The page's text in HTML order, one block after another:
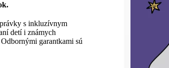
s inkluzívnym
detí i známych
garantkami sú